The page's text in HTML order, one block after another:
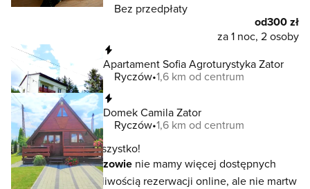
Bez przedpłaty
od300 zł
za 1 noc, 2 osoby
Apartament Sofia Agroturystyka Zator
Ryczów 1,6 km od centrum
Domek Camila Zator
Ryczów 1,6 km od centrum
To jeszcze nie wszystko!
W lokalizacjiRyczowie nie mamy więcej dostępnych
noclegów z możliwością rezerwacji online, ale nie martw